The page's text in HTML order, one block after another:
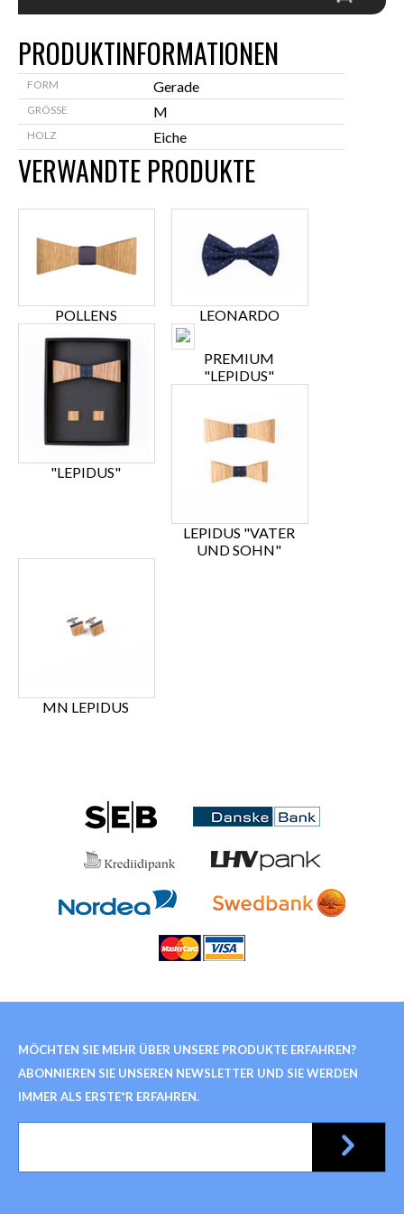
PRODUKTINFORMATIONEN
FORM Gerade
GRÖSSE M
HOLZ Eiche
VERWANDTE PRODUKTE
POLLENS LEONARDO
"LEPIDUS"
PREMIUM
"LEPIDUS"
LEPIDUS "VATER
UND SOHN"
MN LEPIDUS
MÖCHTEN SIE MEHR ÜBER UNSERE PRODUKTE ERFAHREN?
ABONNIEREN SIE UNSEREN NEWSLETTER UND SIE WERDEN
IMMER ALS ERSTE*R ERFAHREN.